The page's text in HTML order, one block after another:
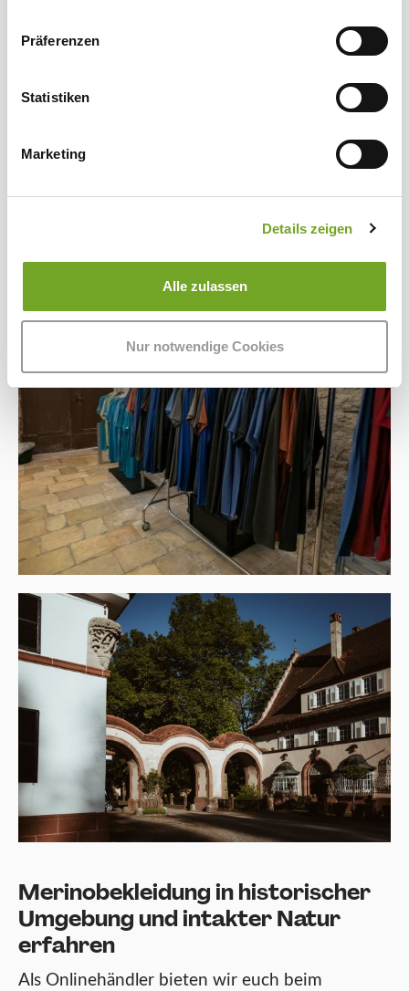
Präferenzen
Statistiken
Marketing
Details zeigen
Alle zulassen
Nur notwendige Cookies
befindet, schaffen einen
Merinoprodukte auf euch wirken lassen
befinden sich ein Trakehner-Gestüt und
Merinobekleidung in historischer
Umgebung und intakter Natur
erfahren
Als Onlinehändler bieten wir euch beim